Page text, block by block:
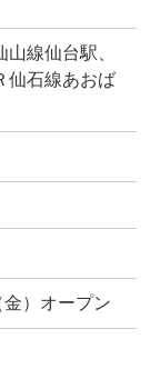
線仙台駅、
仙石線あおば
）オープン